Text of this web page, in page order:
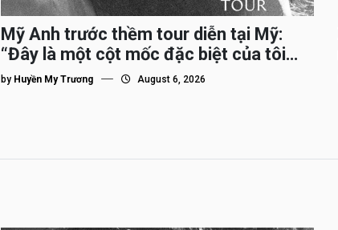
Mỹ Anh trước thềm tour diễn tại Mỹ:
“Đây là một cột mốc đặc biệt của tôi
trên hành trình đi quốc tế”
by Huyền My Trương August 6, 2026